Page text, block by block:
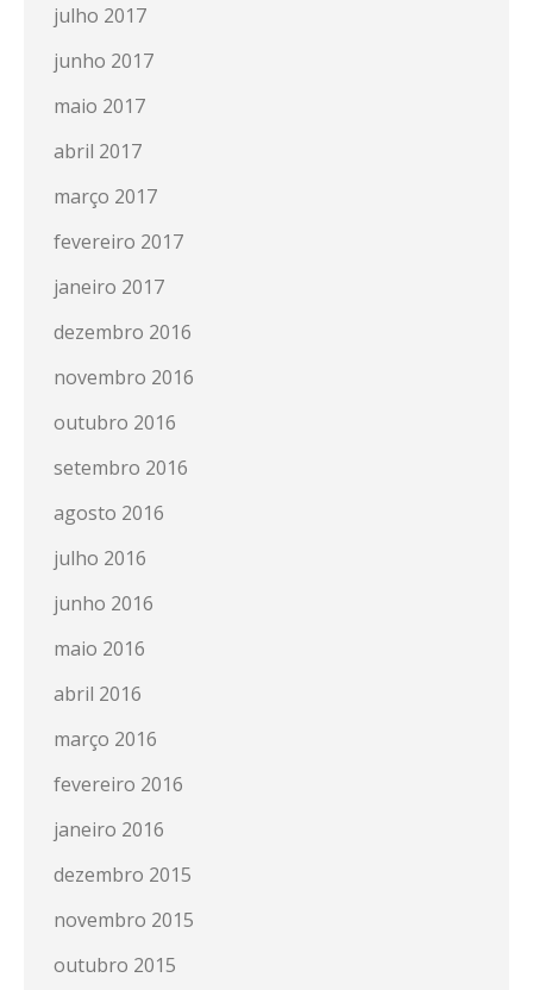
julho 2017
junho 2017
maio 2017
abril 2017
março 2017
fevereiro 2017
janeiro 2017
dezembro 2016
novembro 2016
outubro 2016
setembro 2016
agosto 2016
julho 2016
junho 2016
maio 2016
abril 2016
março 2016
fevereiro 2016
janeiro 2016
dezembro 2015
novembro 2015
outubro 2015